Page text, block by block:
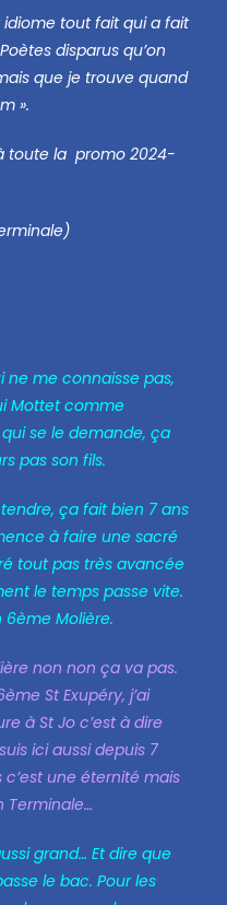
tout fait qui a fait
disparus qu’on
que je trouve quand
».
toute la promo 2024-
ne me connaisse pas,
Mottet comme
se le demande, ça
pas son fils.
ça fait bien 7 ans
à faire une sacré
tout pas très avancée
le temps passe vite.
6ème Molière.
non non ça va pas.
St Exupéry, j’ai
à St Jo c’est à dire
ici aussi depuis 7
une éternité mais
Terminale…
grand… Et dire que
le bac.Pour les